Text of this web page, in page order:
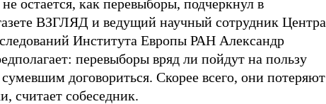
остается, как перевыборы, подчеркнул в
ВЗГЛЯД и ведущий научный сотрудник Центра
Института Европы РАН Александр
перевыборы вряд ли пойдут на пользу
договориться. Скорее всего, они потеряют
считает собеседник.